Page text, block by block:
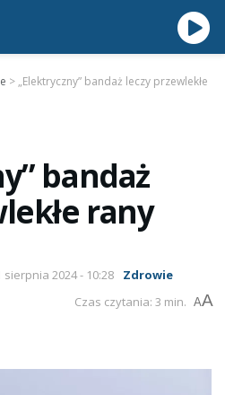
> „Elektryczny” bandaż leczy przewlekłe
bandaż
rany
sierpnia 2024 - 10:28
Zdrowie
Czas czytania: 3 min. AA